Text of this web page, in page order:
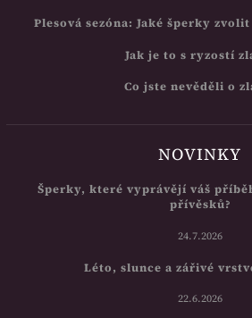
Plesová sezóna: Jaké šperky
Jak je to s ryzostí
Co jste nevěděli o
NOVINKY
Šperky, které vyprávějí váš
přívěsků?
24.7.2026
Léto, slunce a zářivé
22.6.2026